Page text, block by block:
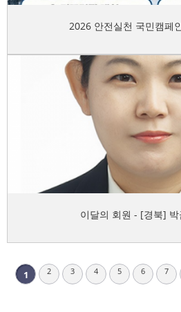
2026 안전실천 국민캠페
이달의 회원 - [경북] 박
1 2 3 4 5 6 7